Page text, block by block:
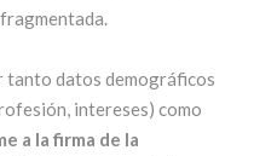
tanto datos demográficos
intereses) como
a la firma de la